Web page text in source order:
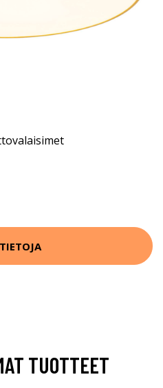
TUOTTEET